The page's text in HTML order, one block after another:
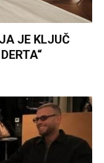
JE KLJUČ